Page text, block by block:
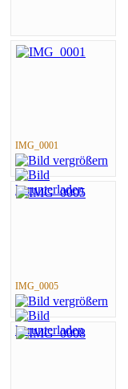
IMG_0001
IMG_0005